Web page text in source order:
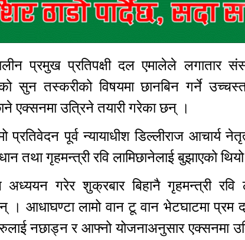
प्रमुख प्रतिपक्षी दल एमालेले लगातार
सुन तस्करीको विषयमा छानबिन गर्ने
एक्सनमा उत्रिने तयारी गरेका छन् ।
प्रतिवेदन पूर्व न्यायाधीश डिल्लीराज आचार्य
तथा गृहमन्त्री रवि लामिछानेलाई बुझाएको
अध्ययन गरेर शुक्रबार बिहानै गृहमन्त्री रवि
। आधाघण्टा लामो वान टू वान भेटघाटमा
नछाड्न र आफ्नो योजनाअनुसार एक्सनमा